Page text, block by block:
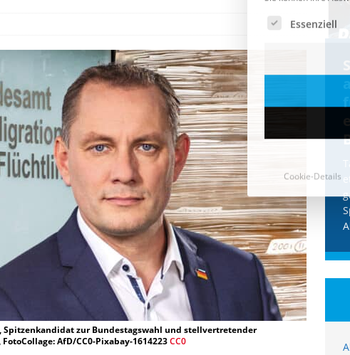
Spitzenkandidat zur Bundestagswahl und stellvertretender
AfD/CC0-Pixabay-1614223CC0
CDU & Ampel wollen nach
der Wahl wieder Afghanen
einfliegen: Zeit für ein
Asylmoratorium!
Die Bundesregierung und die CDU
halten die Wähler für dumm! Weil die
Stimmung wegen der von Afghanen
verübten Anschläge kippte, wurden die
Flüge vor der[...]